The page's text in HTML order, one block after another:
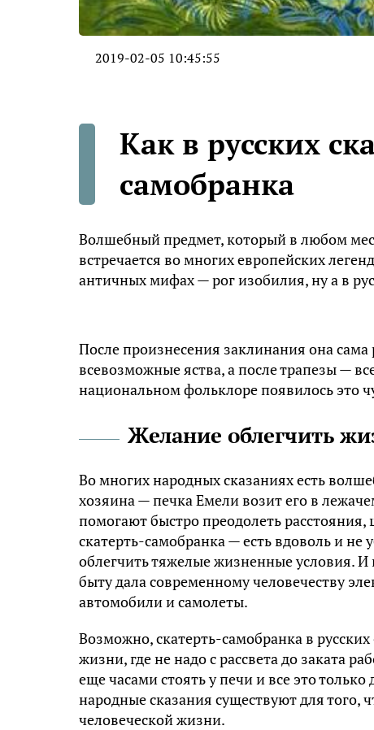
2019-02-05 10:45:55
Как в русских
самобранка
Волшебный предмет, который в любом
встречается во многих европейских
античных мифах — рог изобилия, ну а в
После произнесения заклинания она сама
всевозможные яства, а после трапезы —
национальном фольклоре появилось это
Желание облегчить
Во многих народных сказаниях есть
хозяина — печка Емели возит его в
помогают быстро преодолеть
скатерть-самобранка — есть вдоволь и
облегчить тяжелые жизненные условия.
быту дала современному человечеству
автомобили и самолеты.
Возможно, скатерть-самобранка в
жизни, где не надо с рассвета до заката
еще часами стоять у печи и все это
народные сказания существуют для того,
человеческой жизни.